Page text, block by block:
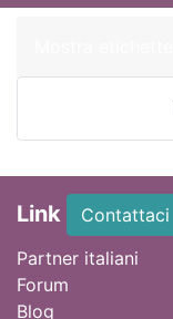
Link
Contattaci
Partner italiani
Forum
Blog